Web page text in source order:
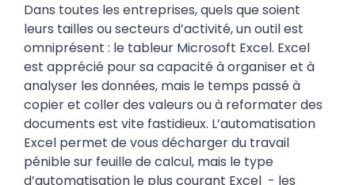
Dans toutes les entreprises, quels que soient
leurs tailles ou secteurs d’activité, un outil est
omniprésent : le tableur Microsoft Excel. Excel
est apprécié pour sa capacité à organiser et à
analyser les données, mais le temps passé à
copier et coller des valeurs ou à reformater des
documents est vite fastidieux. L’automatisation
Excel permet de vous décharger du travail
pénible sur feuille de calcul, mais le type
d’automatisation le plus courant Excel - les